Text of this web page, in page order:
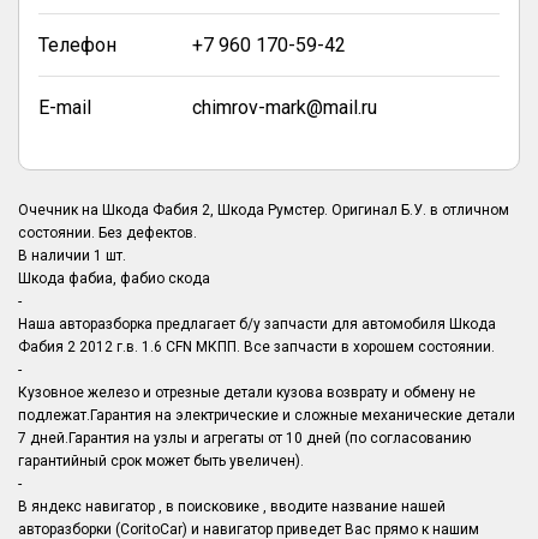
Телефон +7 960 170-59-42
E-mail chimrov-mark@mail.ru
Очечник на Шкода Фабия 2, Шкода Румстер. Оригинал Б.У. в отличном
состоянии. Без дефектов.
В наличии 1 шт.
Шкода фабиа, фабио скода
-
Наша авторазборка предлагает б/у запчасти для автомобиля Шкода
Фабия 2 2012 г.в. 1.6 CFN МКПП. Все запчасти в хорошем состоянии.
-
Кузовное железо и отрезные детали кузова возврату и обмену не
подлежат.Гарантия на электрические и сложные механические детали
7 дней.Гарантия на узлы и агрегаты от 10 дней (по согласованию
гарантийный срок может быть увеличен).
-
В яндекс навигатор , в поисковике , вводите название нашей
авторазборки (CoritoCar) и навигатор приведет Вас прямо к нашим